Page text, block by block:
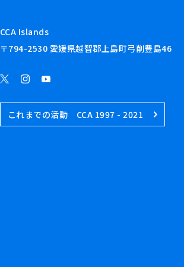
CCA Islands
〒794-2530 愛媛県越智郡上島町弓削豊島46
これまでの活動 CCA 1997 - 2021